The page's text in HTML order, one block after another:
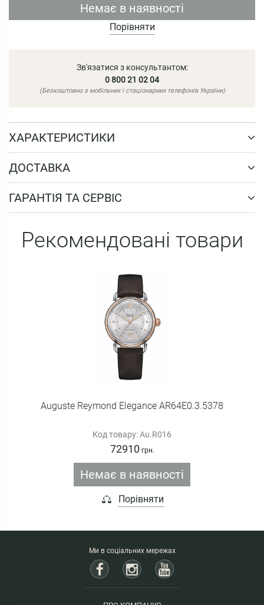
Немає в наявності
Порівняти
Зв'язатися з консультантом:
0 800 21 02 04
(Безкоштовно з мобільних і стаціонарних телефонів України)
ХАРАКТЕРИСТИКИ
ДОСТАВКА
ГАРАНТІЯ ТА СЕРВІС
Рекомендовані товари
Auguste Reymond Elegance AR64E0.3.5378
Код товару: Au.R016
72910 грн.
Немає в наявності
Порівняти
Ми в соціальних мережах